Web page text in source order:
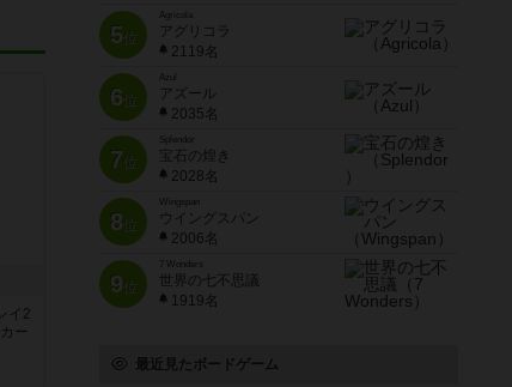
イ2
ー
5位
Agricola
アグリコラ
2119名
6位
Azul
アズール
2035名
7位
宝石の煌き
2028名
8位
Wingspan
ウイングスパン
2006名
9位
7 Wonders
世界の七不思議
1919名
最近見たボードゲーム